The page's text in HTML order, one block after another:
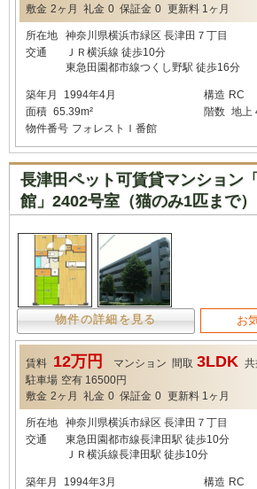
敷金 2ヶ月 礼金 0 保証金 0 更新料 1ヶ月
所在地
神奈川県横浜市緑区 長津田７丁目
交通
ＪＲ横浜線 徒歩10分
東急田園都市線つくし野駅 徒歩16分
築年月 1994年4月 構造 RC
面積 65.39m² 階数 地上
物件番号 フォレストＩ番館
長津田ペット可賃貸マンション
館」2402号室（猫のみ1匹まで）
物件の詳細を見る お
賃料 12万円 マンション 間取 3LDK
駐車場 空有 16500円
敷金 2ヶ月 礼金 0 保証金 0 更新料 1ヶ月
所在地
神奈川県横浜市緑区 長津田７丁目
交通
東急田園都市線長津田駅 徒歩10分
ＪＲ横浜線長津田駅 徒歩10分
築年月 1994年3月 構造 RC